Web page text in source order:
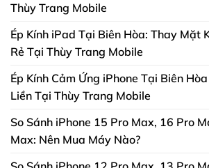
Thùy Trang Mobile
Ép Kính iPad Tại Biên Hòa: Thay Mặt
Rẻ Tại Thùy Trang Mobile
Ép Kính Cảm Ứng iPhone Tại Biên
Liền Tại Thùy Trang Mobile
So Sánh iPhone 15 Pro Max, 16 Pro
Max: Nên Mua Máy Nào?